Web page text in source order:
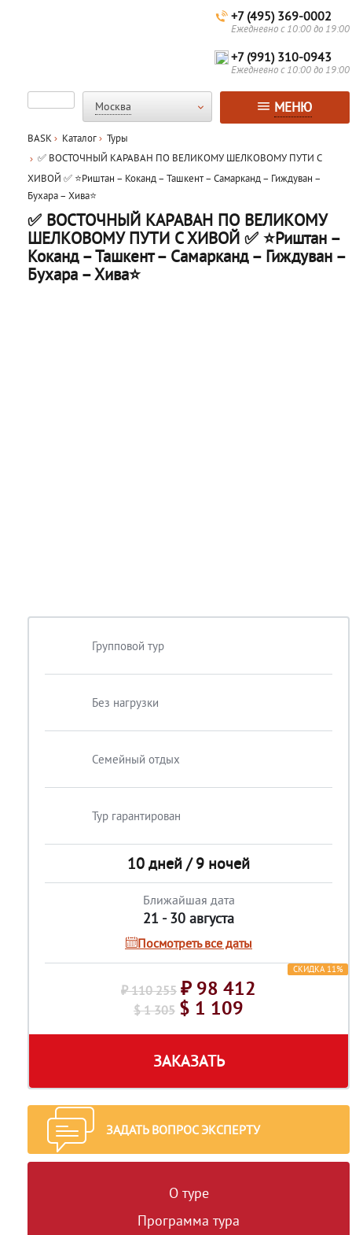
+7 (495) 369-0002
Ежедневно с 10:00 до 19:00
+7 (991) 310-0943
Ежедневно с 10:00 до 19:00
Москва МЕНЮ
BASK Каталог
Туры
✅ ВОСТОЧНЫЙ КАРАВАН ПО ВЕЛИКОМУ ШЕЛКОВОМУ ПУТИ С
ХИВОЙ ✅ ⭐Риштан – Коканд – Ташкент – Самарканд – Гиждуван –
Бухара – Хива⭐
✅ ВОСТОЧНЫЙ КАРАВАН ПО ВЕЛИКОМУ
ШЕЛКОВОМУ ПУТИ С ХИВОЙ ✅ ⭐Риштан –
Коканд – Ташкент – Самарканд – Гиждуван –
Бухара – Хива⭐
Групповой тур
Без нагрузки
Семейный отдых
Тур гарантирован
10 дней / 9 ночей
Ближайшая дата
21 - 30 августа
Посмотреть все даты
СКИДКА 11%
₽ 110 255 ₽ 98 412
$ 1 305 $ 1 109
ЗАКАЗАТЬ
ЗАДАТЬ ВОПРОС ЭКСПЕРТУ
О туре
Программа тура